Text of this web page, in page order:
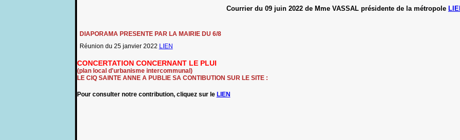
Courrier du 09 juin 2022 de Mme VASSAL présidente de la métropole
DIAPORAMA PRESENTE PAR LA MAIRIE DU 6/8
Réunion du 25 janvier 2022 LIEN
CONCERTATION CONCERNANT LE PLUI
(plan local d'urbanisme intercommunal)
LE CIQ SAINTE ANNE A PUBLIE SA CONTIBUTION SUR LE SITE :
Pour consulter notre contribution, cliquez sur le LIEN